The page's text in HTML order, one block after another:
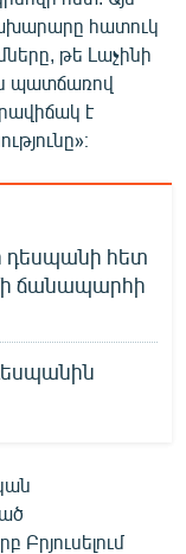
հատուկ
թե Լաչինի
պատճառով
է
դեսպանի հետ
ճանապարհի
Բրյուսելում